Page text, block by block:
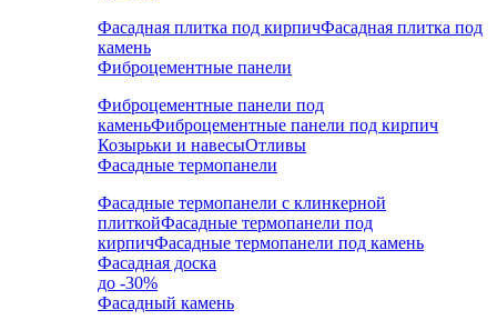
Фасадная плитка под кирпичФасадная плитка под
камень
Фиброцементные панели
Фиброцементные панели под
каменьФиброцементные панели под кирпич
Козырьки и навесыОтливы
Фасадные термопанели
Фасадные термопанели с клинкерной
плиткойФасадные термопанели под
кирпичФасадные термопанели под камень
Фасадная доска
до -30%
Фасадный камень